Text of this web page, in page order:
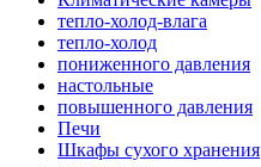
тепло-холод-влага
тепло-холод
пониженного давления
настольные
повышенного давления
Печи
Шкафы сухого хранения